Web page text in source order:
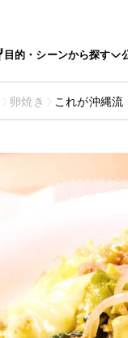
目的・シーンから探す
卵焼き これが沖縄流